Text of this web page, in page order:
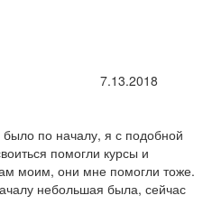
7.13.2018
по началу, я с подобной
помогли курсы и
моим, они мне помогли тоже.
небольшая была, сейчас